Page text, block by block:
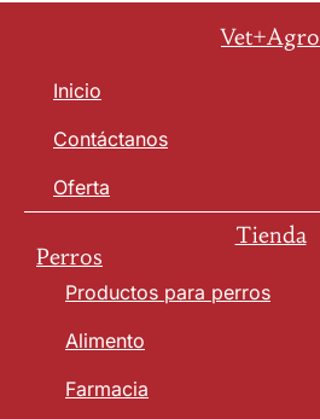
Vet+Agro
Inicio
Contáctanos
Oferta
Tienda
Perros
Productos para perros
Alimento
Farmacia